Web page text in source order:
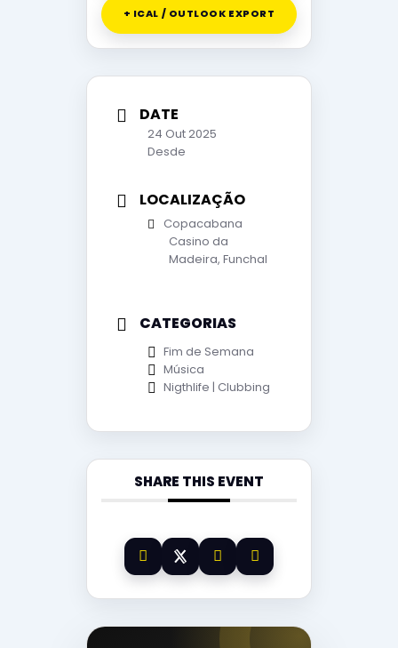
+ ICAL / OUTLOOK EXPORT
DATE
24 Out 2025
Desde
LOCALIZAÇÃO
Copacabana
Casino da
Madeira, Funchal
CATEGORIAS
Fim de Semana
Música
Nigthlife | Clubbing
SHARE THIS EVENT